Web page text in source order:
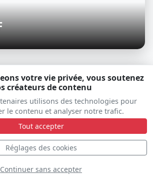
votre vie privée, vous soutenez
créateurs de contenu
utilisons des technologies pour
le contenu et analyser notre trafic.
Tout accepter
Réglages des cookies
Continuer sans accepter
S